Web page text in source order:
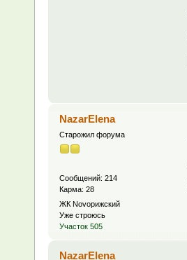
NazarElena
Старожил форума
Сообщений: 214
Карма: 28
ЖК Novoрижский
Уже строюсь
Участок 505
NazarElena